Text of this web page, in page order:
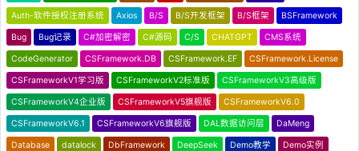
Auth-软件授权注册系统 Axios B/S B/S开发框架 B/S框架 BSFramework
Bug Bug记录 C#加密解密 C#源码 C/S CHATGPT CMS系统
CodeGenerator CSFramework.DB CSFramework.EF CSFramework.License
CSFrameworkV1学习版 CSFrameworkV2标准版 CSFrameworkV3高级版
CSFrameworkV4企业版 CSFrameworkV5旗舰版 CSFrameworkV6.0
CSFrameworkV6.1 CSFrameworkV6旗舰版 DAL数据访问层 DaMeng
Database datalock DbFramework DeepSeek Demo教学 Demo实例